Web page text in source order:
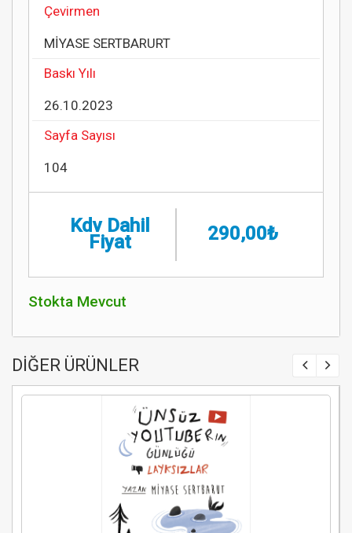
Çevirmen
MİYASE SERTBARURT
Baskı Yılı
26.10.2023
Sayfa Sayısı
104
Kdv Dahil
Fiyat 290,00₺
Stokta Mevcut
DİĞER ÜRÜNLER